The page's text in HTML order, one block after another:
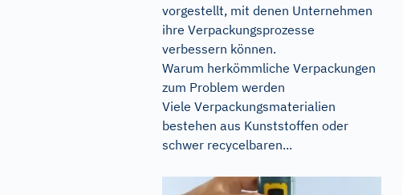
vorgestellt, mit denen Unternehmen
ihre Verpackungsprozesse
verbessern können.
Warum herkömmliche Verpackungen
zum Problem werden
Viele Verpackungsmaterialien
bestehen aus Kunststoffen oder
schwer recycelbaren...